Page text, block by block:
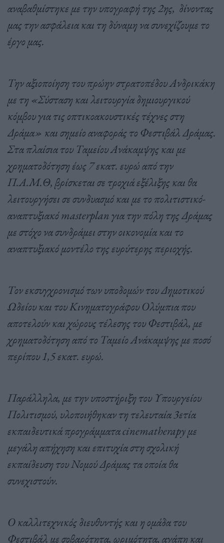
αναβαθμίστηκε με την υπογραφή της 2ης, δίνοντας
μας την ασφάλεια και τη δύναμη να συνεχίζουμε το
έργο μας.
Την αξιοποίηση του πρώην στρατοπέδου Ανδρικάκη
με τη «Σύσταση και λειτουργία δημιουργικού
κόμβου για τις οπτικοακουστικές τέχνες στη
Δράμα» και σημείο αναφοράς το Φεστιβάλ Δράμας.
Στα πλαίσια του Ταμείου Ανάκαμψης και με
χρηματοδότηση έως 7 εκατ. ευρώ από την
Π.Α.Μ.Θ, βρίσκεται σε τροχιά εξέλιξης και θα
λειτουργήσει σε συνδυασμό και με το πολιτιστικό-
αναπτυξιακό masterplan για την πόλη της Δράμας
με στόχο να συνδράμει στην οικονομία και το
αναπτυξιακό μοντέλο της ευρύτερης περιοχής.
Τον εκσυγχρονισμό των υποδομών του Δημοτικού
Ωδείου και του Κινηματογράφου Ολύμπια που
αποτελούν και χώρους τέλεσης του Φεστιβάλ, με
χρηματοδότηση από το Ταμείο Ανάκαμψης με ποσό
περίπου 1,5 εκατ. ευρώ.
Παράλληλα, με την υποστήριξη του Υπουργείου
Πολιτισμού, υλοποιήθηκαν τη τελευταία 3ετία
εκπαιδευτικά προγράμματα cinematherapy με
μεγάλη απήχηση και επιτυχία στη σχολική
εκπαίδευση του Νομού Δράμας τα οποία θα
συνεχιστούν.
Ο καλλιτεχνικός διευθυντής και η ομάδα του
Φεστιβάλ με σοβαρότητα, ωριμότητα, αγάπη και